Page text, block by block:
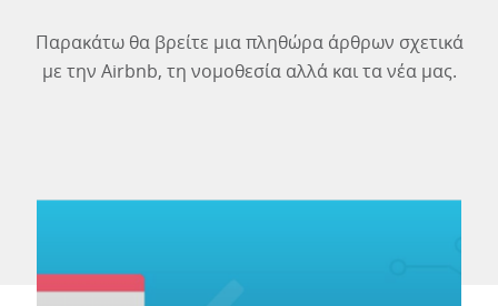
Παρακάτω θα βρείτε μια πληθώρα άρθρων σχετικά
με την Airbnb, τη νομοθεσία αλλά και τα νέα μας.